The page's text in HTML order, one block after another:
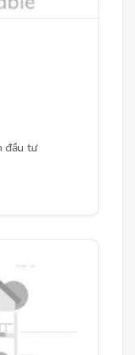
đầu tư